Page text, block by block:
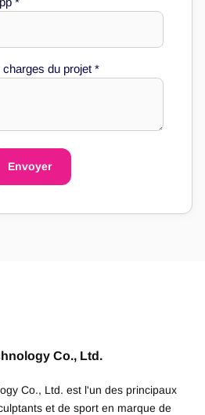
/
*
du projet *
Envoyer
Co., Ltd.
Co., Ltd. est l'un des principaux
et de sport en marque de